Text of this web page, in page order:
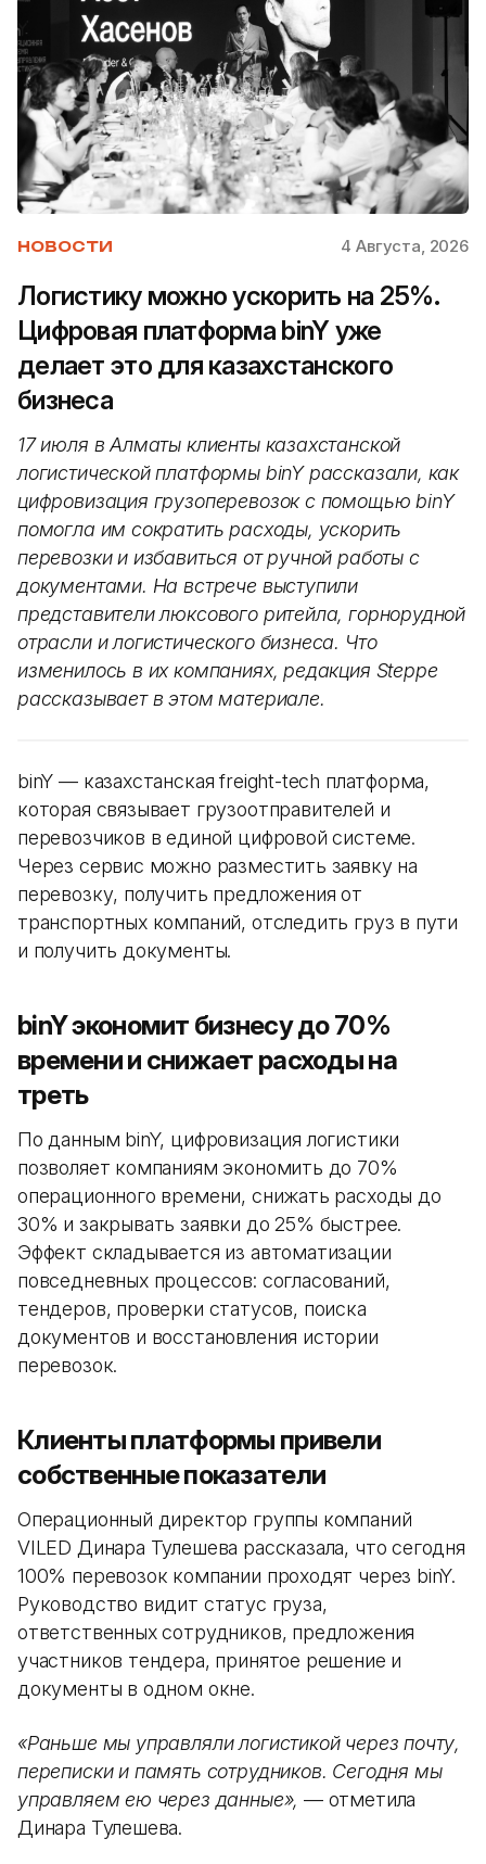
НОВОСТИ 4 Августа, 2026
Логистику можно ускорить на 25%.
Цифровая платформа binY уже
делает это для казахстанского
бизнеса
17 июля в Алматы клиенты казахстанской
логистической платформы binY рассказали, как
цифровизация грузоперевозок с помощью binY
помогла им сократить расходы, ускорить
перевозки и избавиться от ручной работы с
документами. На встрече выступили
представители люксового ритейла, горнорудной
отрасли и логистического бизнеса. Что
изменилось в их компаниях, редакция Steppe
рассказывает в этом материале.
binY — казахстанская freight-tech платформа,
которая связывает грузоотправителей и
перевозчиков в единой цифровой системе.
Через сервис можно разместить заявку на
перевозку, получить предложения от
транспортных компаний, отследить груз в пути
и получить документы.
binY экономит бизнесу до 70%
времени и снижает расходы на
треть
По данным binY, цифровизация логистики
позволяет компаниям экономить до 70%
операционного времени, снижать расходы до
30% и закрывать заявки до 25% быстрее.
Эффект складывается из автоматизации
повседневных процессов: согласований,
тендеров, проверки статусов, поиска
документов и восстановления истории
перевозок.
Клиенты платформы привели
собственные показатели
Операционный директор группы компаний
VILED Динара Тулешева рассказала, что сегодня
100% перевозок компании проходят через binY.
Руководство видит статус груза,
ответственных сотрудников, предложения
участников тендера, принятое решение и
документы в одном окне.
«Раньше мы управляли логистикой через почту,
переписки и память сотрудников. Сегодня мы
управляем ею через данные», — отметила
Динара Тулешева.